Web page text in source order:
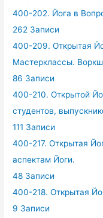
400-202. Йога в
262 Записи
400-209. Открытая
Мастерклассы.
86 Записи
400-210. Открытой
студентов,
111 Записи
400-217. Открытая
аспектам Йоги.
48 Записи
400-218. Открытая
9 Записи